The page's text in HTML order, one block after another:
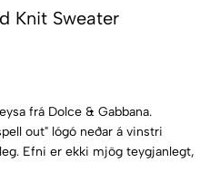
Knit Sweater
frá Dolce & Gabbana.
out" lógó neðar á vinstri
Efni er ekki mjög teygjanlegt,